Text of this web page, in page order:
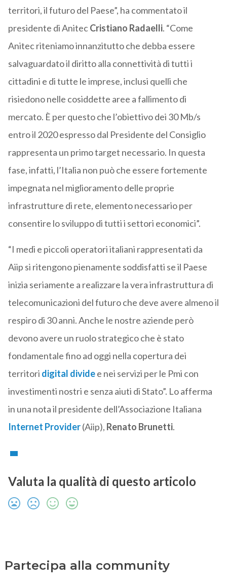
territori, il futuro del Paese”, ha commentato il
presidente di AnitecCristiano Radaelli. “Come
Anitec riteniamo innanzitutto che debba essere
salvaguardato il diritto alla connettività di tutti i
cittadini e di tutte le imprese, inclusi quelli che
risiedono nelle cosiddette aree a fallimento di
mercato. È per questo che l’obiettivo dei 30 Mb/s
entro il 2020 espresso dal Presidente del Consiglio
rappresenta un primo target necessario. In questa
fase, infatti, l’Italia non può che essere fortemente
impegnata nel miglioramento delle proprie
infrastrutture di rete, elemento necessario per
consentire lo sviluppo di tutti i settori economici”.
“I medi e piccoli operatori italiani rappresentati da
Aiip si ritengono pienamente soddisfatti se il Paese
inizia seriamente a realizzare la vera infrastruttura di
telecomunicazioni del futuro che deve avere almeno il
respiro di 30 anni. Anche le nostre aziende però
devono avere un ruolo strategico che è stato
fondamentale fino ad oggi nella copertura dei
territori digital dividee nei servizi per le Pmi con
investimenti nostri e senza aiuti di Stato”. Lo afferma
in una nota il presidente dell’Associazione Italiana
Internet Provider(Aiip), Renato Brunetti.
Valuta la qualità di questo articolo
Partecipa alla community